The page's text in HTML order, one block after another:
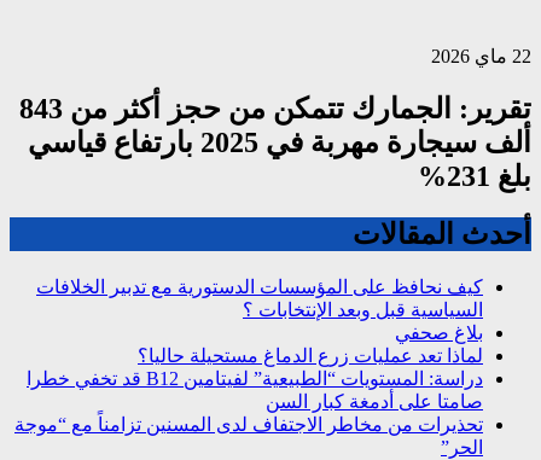
22 ماي 2026
تقرير: الجمارك تتمكن من حجز أكثر من 843
ألف سيجارة مهربة في 2025 بارتفاع قياسي
بلغ 231%
أحدث المقالات
كيف نحافظ على المؤسسات الدستورية مع تدبير الخلافات
السياسية قبل وبعد الإنتخابات ؟
بلاغ صحفي
لماذا تعد عمليات زرع الدماغ مستحيلة حاليا؟
دراسة: المستويات “الطبيعية” لفيتامين B12 قد تخفي خطرا
صامتا على أدمغة كبار السن
تحذيرات من مخاطر الاجتفاف لدى المسنين تزامناً مع “موجة
الحر”